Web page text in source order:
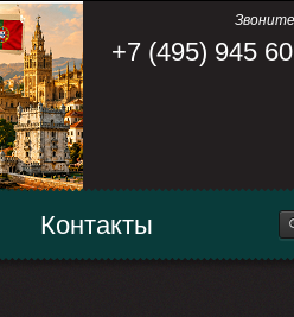
+7 (495) 945
Контакты